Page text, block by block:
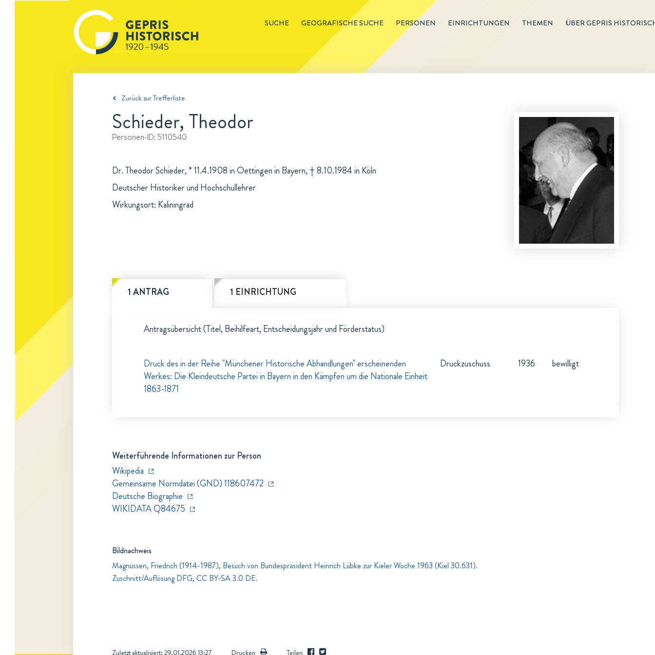
SUCHE GEOGRAFISCHE SUCHE PERSONEN EINRICHTUNGEN THEMEN ÜBER GEPRIS
Zurück zur Trefferliste
Schieder, Theodor
Personen-ID: 5110540
Dr. Theodor Schieder, * 11.4.1908 in Oettingen in Bayern, † 8.10.1984 in Köln
Deutscher Historiker und Hochschullehrer
Wirkungsort: Kaliningrad
1 ANTRAG 1 EINRICHTUNG
Antragsübersicht (Titel, Beihilfeart, Entscheidungsjahr und Förderstatus)
Druck des in der Reihe "Münchener Historische Abhandlungen" erscheinenden
Werkes: Die Kleindeutsche Partei in Bayern in den Kämpfen um die Nationale Einheit
1863-1871
Druckzuschuss 1936 bewilligt
Weiterführende Informationen zur Person
Wikipedia
Gemeinsame Normdatei (GND) 118607472
Deutsche Biographie
WIKIDATA Q84675
Bildnachweis
Magnussen, Friedrich (1914-1987), Besuch von Bundespräsident Heinrich Lübke zur Kieler Woche 1963 (Kiel 30.631).
Zuschnitt/Auflösung DFG, CC BY-SA 3.0 DE.
Zuletzt aktualisiert: 29.01.2026 13:27 Drucken Teilen